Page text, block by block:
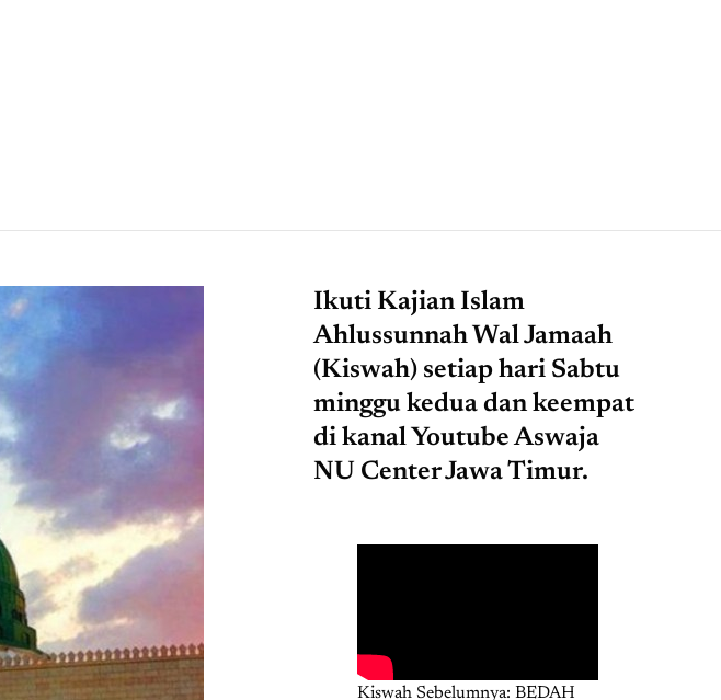
Ikuti Kajian Islam
Ahlussunnah Wal Jamaah
(Kiswah) setiap hari Sabtu
minggu kedua dan keempat
di kanal Youtube Aswaja
NU Center Jawa Timur.
Kiswah Sebelumnya: BEDAH